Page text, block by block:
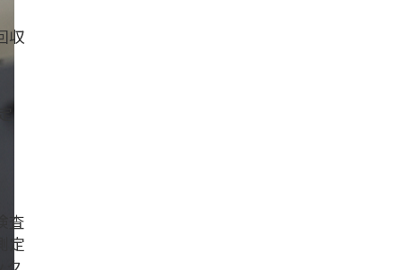
収
査
定